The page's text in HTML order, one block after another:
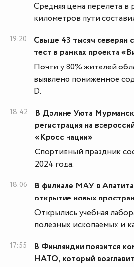
Средняя цена перелета в
километров пути
19:20
Свыше 43 тысяч северян
тест в рамках проекта
Почти у 80% жителей
выявлено пониженное
D.
18:42
В Долине Уюта
регистрация на
«Кросс нации»
Спортивный праздник
2024 года.
18:06
В филиале МАУ в
открытие новых
Открылись учебная
полезных ископаемых и
17:55
В Финляндии появится
НАТО, который